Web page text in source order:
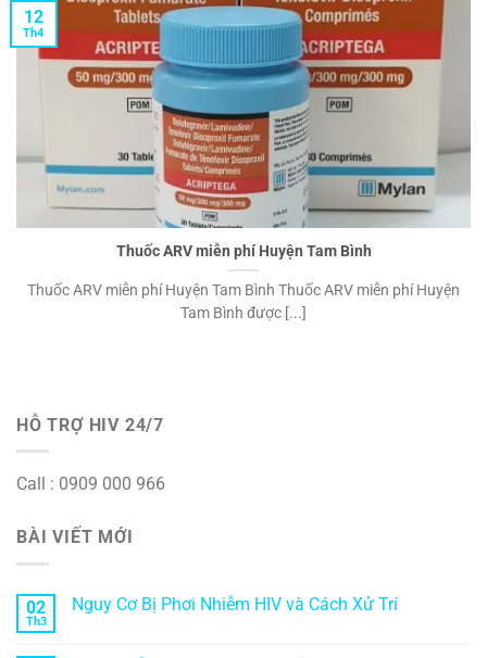
Thuốc ARV miễn phí Huyện Tam Bình
Thuốc ARV miễn phí Huyện Tam Bình Thuốc ARV miễn phí Huyện
Tam Bình được [...]
12
Th4
HỖ TRỢ HIV 24/7
Call : 0909 000 966
BÀI VIẾT MỚI
02
Th3
Nguy Cơ Bị Phơi Nhiễm HIV và Cách Xử Trí